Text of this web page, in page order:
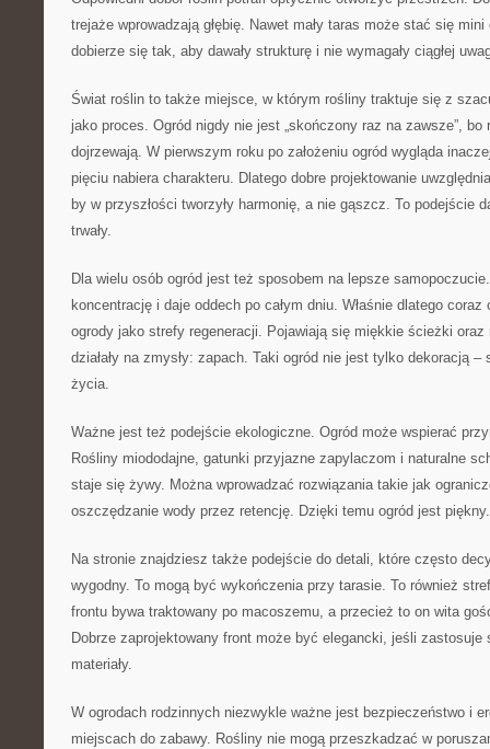
trejaże wprowadzają głębię. Nawet mały taras może stać się
dobierze się tak, aby dawały strukturę i nie wymagały ciągłej
Świat roślin to także miejsce, w którym rośliny traktuje się z
jako proces. Ogród nigdy nie jest „skończony raz na zawsze”,
dojrzewają. W pierwszym roku po założeniu ogród wygląda
pięciu nabiera charakteru. Dlatego dobre projektowanie
by w przyszłości tworzyły harmonię, a nie gąszcz. To podejście
trwały.
Dla wielu osób ogród jest też sposobem na lepsze
koncentrację i daje oddech po całym dniu. Właśnie dlatego
ogrody jako strefy regeneracji. Pojawiają się miękkie ścieżki
działały na zmysły: zapach. Taki ogród nie jest tylko dekoracją
życia.
Ważne jest też podejście ekologiczne. Ogród może wspierać
Rośliny miododajne, gatunki przyjazne zapylaczom i naturalne
staje się żywy. Można wprowadzać rozwiązania takie jak
oszczędzanie wody przez retencję. Dzięki temu ogród jest piękny.
Na stronie znajdziesz także podejście do detali, które często
wygodny. To mogą być wykończenia przy tarasie. To również
frontu bywa traktowany po macoszemu, a przecież to on wita
Dobrze zaprojektowany front może być elegancki, jeśli zastosuje
materiały.
W ogrodach rodzinnych niezwykle ważne jest bezpieczeństwo i
miejscach do zabawy. Rośliny nie mogą przeszkadzać w